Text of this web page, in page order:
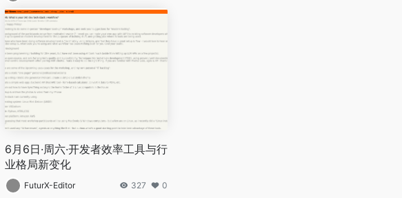
6月6日·周六·开发者效率工具与行
业格局新变化
FuturX-Editor 327 0